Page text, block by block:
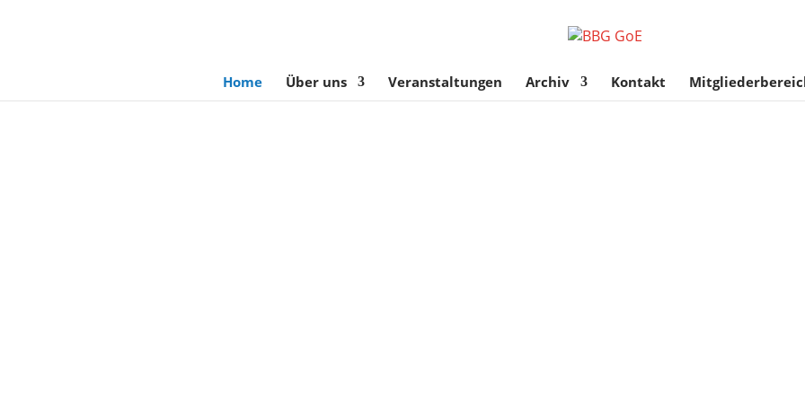
Home Über uns Veranstaltungen Archiv Kontakt